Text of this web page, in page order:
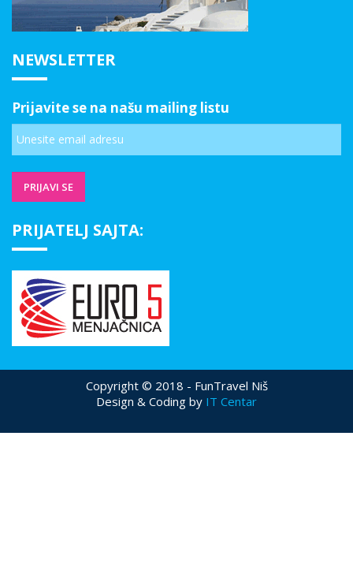
NEWSLETTER
Prijavite se na našu mailing listu
PRIJATELJ SAJTA:
Copyright © 2018 - FunTravel Niš
Design & Coding by IT Centar